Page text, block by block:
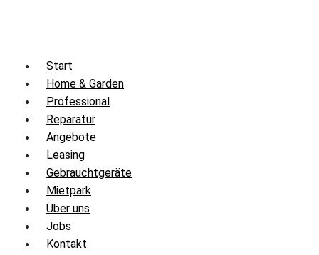
Start
Home & Garden
Professional
Reparatur
Angebote
Leasing
Gebrauchtgeräte
Mietpark
Über uns
Jobs
Kontakt